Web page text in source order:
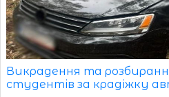
Викрадення та
студентів за крадіжку